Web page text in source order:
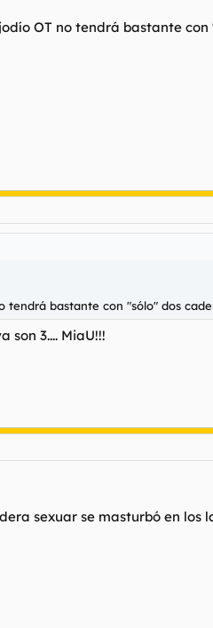
OT no tendrá bastante
bastante con "sólo" dos
3.... MiaU!!!
sexuar se masturbó en los